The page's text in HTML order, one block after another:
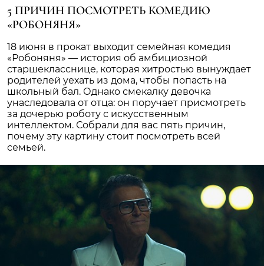
5 ПРИЧИН ПОСМОТРЕТЬ КОМЕДИЮ
«РОБОНЯНЯ»
18 июня в прокат выходит семейная комедия
«Робоняня» — история об амбициозной
старшекласснице, которая хитростью вынуждает
родителей уехать из дома, чтобы попасть на
школьный бал. Однако смекалку девочка
унаследовала от отца: он поручает присмотреть
за дочерью роботу с искусственным
интеллектом. Собрали для вас пять причин,
почему эту картину стоит посмотреть всей
семьей.